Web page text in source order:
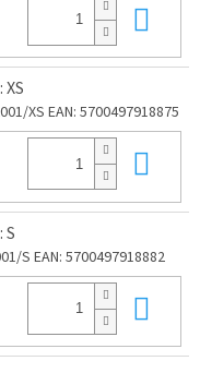
XS EAN: 5700497918875
SEAN: 5700497918882